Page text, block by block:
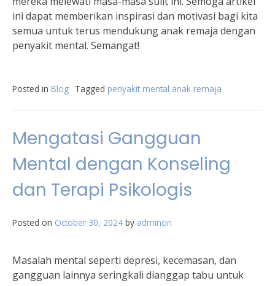
ini dapat memberikan inspirasi dan motivasi bagi kita
semua untuk terus mendukung anak remaja dengan
penyakit mental. Semangat!
Posted in Blog Tagged penyakit mental anak remaja
Mengatasi Gangguan
Mental dengan Konseling
dan Terapi Psikologis
Posted on October 30, 2024 by admincin
Masalah mental seperti depresi, kecemasan, dan
gangguan lainnya seringkali dianggap tabu untuk